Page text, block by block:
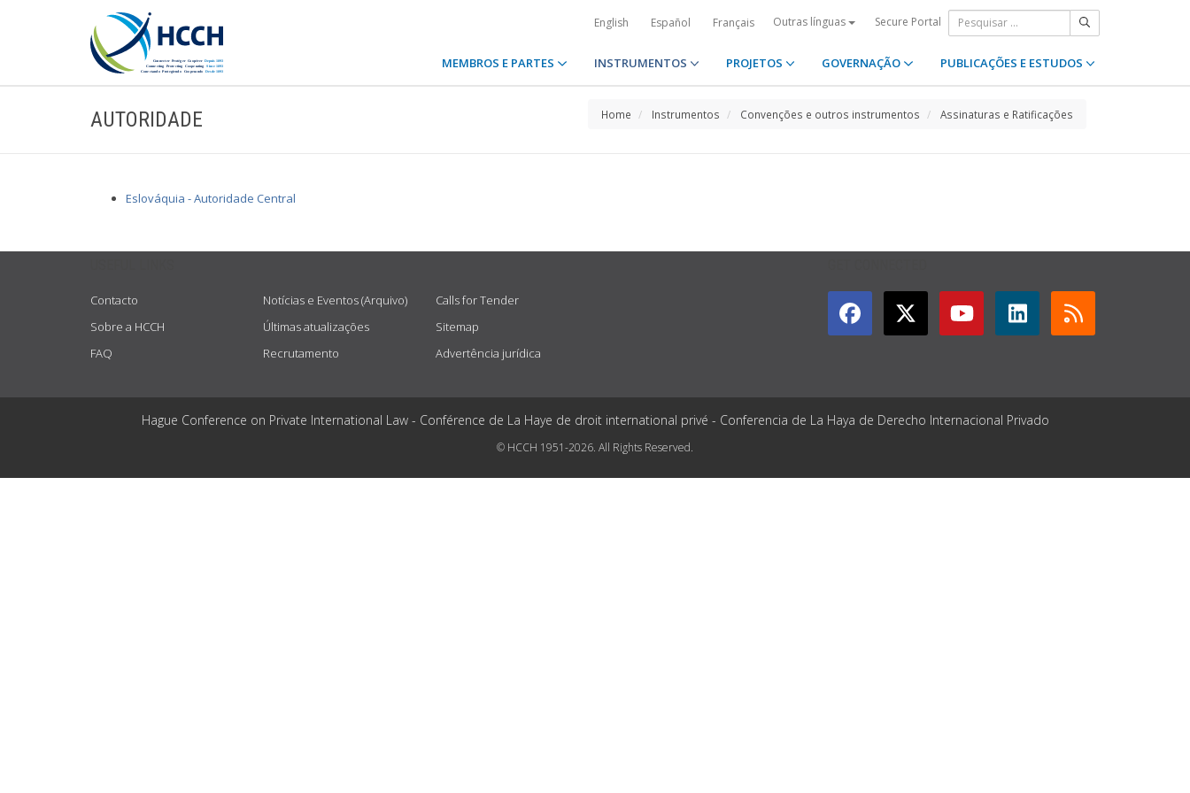
English Español Français Outras línguas Secure Portal
MEMBROS E PARTES INSTRUMENTOS PROJETOS GOVERNAÇÃO PUBLICAÇÕES E ESTUDOS
AUTORIDADE Home Instrumentos Convenções e outros instrumentos Assinaturas e Ratificações
Eslováquia - Autoridade Central
Contacto
Sobre a HCCH
FAQ
Notícias e Eventos (Arquivo)
Últimas atualizações
Recrutamento
Calls for Tender
Sitemap
Advertência jurídica
Hague Conference on Private International Law - Conférence de La Haye de droit international privé - Conferencia de La Haya de Derecho Internacional Privado
© HCCH 1951-2026. All Rights Reserved.